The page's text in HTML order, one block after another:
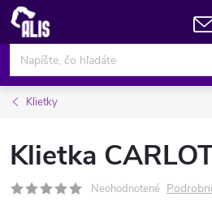
Prejsť
obsah
Klietky
Klietka
Neohodnotené